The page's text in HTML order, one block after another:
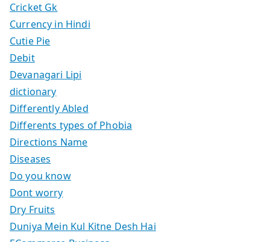
Cricket Gk
Currency in Hindi
Cutie Pie
Debit
Devanagari Lipi
dictionary
Differently Abled
Differents types of Phobia
Directions Name
Diseases
Do you know
Dont worry
Dry Fruits
Duniya Mein Kul Kitne Desh Hai